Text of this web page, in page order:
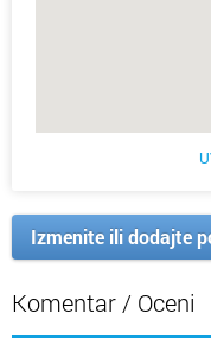
Izmenite ili dodajte
Komentar / Oceni